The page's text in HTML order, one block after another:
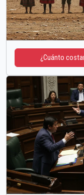
¿Cuánto